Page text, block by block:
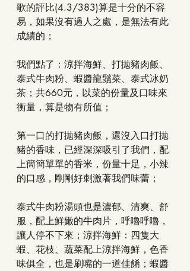
歌的評比(4.3/383)算是十分的不容
易，如果沒有過人之處，是無法有此
成績的；
我們點了：涼拌海鮮、打拋豬肉飯、
泰式牛肉粉、蝦醬龍鬚菜、泰式冰奶
茶；共660元，以菜的份量及口味來
衡量，算是物有所值；
第一口的打拋豬肉飯，還沒入口打拋
豬的香味，已經深深吸引了我們，配
上簡簡單單的香米，份量十足，小辣
的口感，剛剛好刺激著我們味蕾；
泰式牛肉粉湯頭也是濃郁、清爽、舒
服，配上鮮嫩的牛肉片，呼嚕呼嚕，
讓人停不下來；涼拌海鮮：四隻大
蝦、花枝、蔬菜配上涼拌海鮮，色香
味俱全，也是刷嘴的一道佳餚；蝦醬